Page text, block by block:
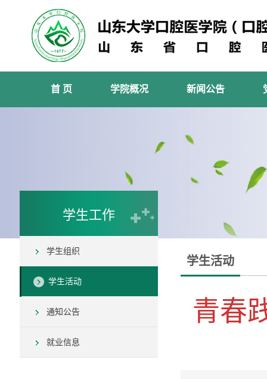
首 页 学院概况 新闻公告
学生工作
学生组织
学生活动
通知公告
就业信息
学生活动
青春